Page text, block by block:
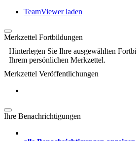
TeamViewer laden
Merkzettel Fortbildungen
Hinterlegen Sie Ihre ausgewählten
Ihrem persönlichen Merkzettel.
Merkzettel Veröffentlichungen
Ihre Benachrichtigungen